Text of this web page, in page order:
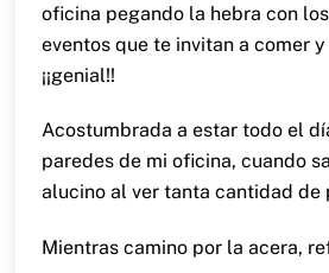
oficina pegando la hebra con
eventos que te invitan a comer y
¡¡genial!!
Acostumbrada a estar todo el
paredes de mi oficina, cuando
alucino al ver tanta cantidad de
Mientras camino por la acera,